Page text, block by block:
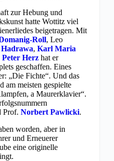
zur Hebung und
hatte Wottitz viel
beigetragen. Mit
Roll, Leo
Hadrawa, Karl Maria
Peter Herz hat er
geschaffen. Eines
„Die Fichte“. Und das
am meisten gespielte
a Maurerklavier“.
Prof. Norbert Pawlicki.
worden, aber in
und Erneuerer
eine originelle